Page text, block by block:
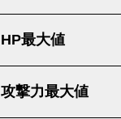
HP最大値
攻撃力最大値